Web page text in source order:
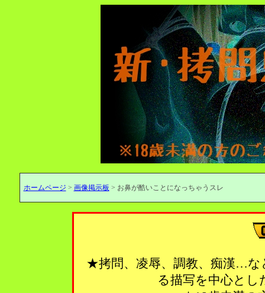
ホームページ > 画像掲示板 > お鼻が酷いことになっちゃうスレ
★拷問、凌辱、調教、痴漢…な
る描写を中心とし